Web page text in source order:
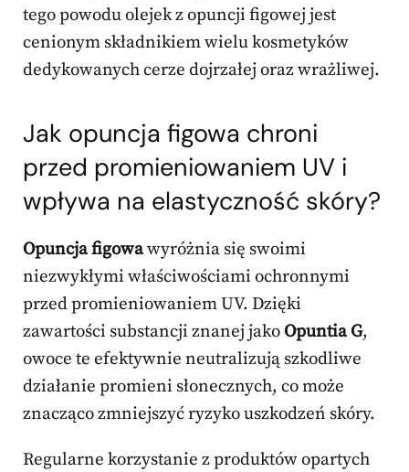
tego powodu olejek z opuncji figowej jest
cenionym składnikiem wielu kosmetyków
dedykowanych cerze dojrzałej oraz wrażliwej.
Jak opuncja figowa chroni
przed promieniowaniem UV i
wpływa na elastyczność skóry?
Opuncja figowawyróżnia się swoimi
niezwykłymi właściwościami ochronnymi
przed promieniowaniem UV. Dzięki
zawartości substancji znanej jako Opuntia G,
owoce te efektywnie neutralizują szkodliwe
działanie promieni słonecznych, co może
znacząco zmniejszyć ryzyko uszkodzeń skóry.
Regularne korzystanie z produktów opartych